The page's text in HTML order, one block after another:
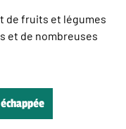
de fruits et légumes
et de nombreuses